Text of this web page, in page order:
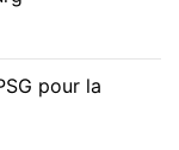
pour la